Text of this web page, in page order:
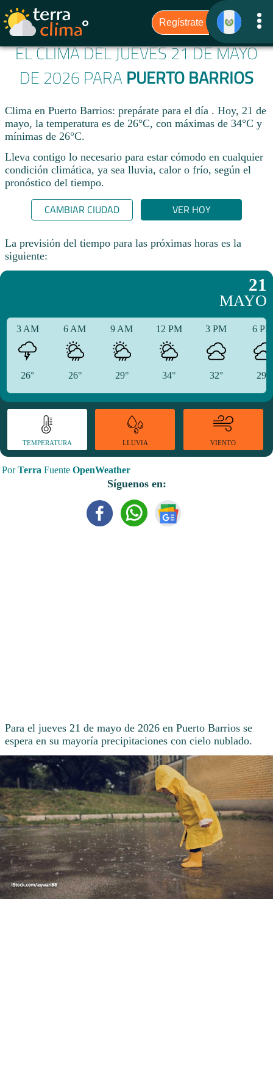
EL CLIMA DEL JUEVES 21 DE MAYO
DE 2026 PARA PUERTO BARRIOS
Clima en Puerto Barrios: prepárate para el día . Hoy, 21 de
mayo, la temperatura es de 26°C, con máximas de 34°C y
mínimas de 26°C.
Lleva contigo lo necesario para estar cómodo en cualquier
condición climática, ya sea lluvia, calor o frío, según el
pronóstico del tiempo.
CAMBIAR CIUDAD VER HOY
La previsión del tiempo para las próximas horas es la
siguiente:
21
MAYO
3 AM
26°
6 AM
26°
9 AM
29°
12 PM
34°
3 PM
32°
6
29°
TEMPERATURA LLUVIA VIENTO
PorTerra Fuente OpenWeather
Síguenos en:
Para el jueves 21 de mayo de 2026 en Puerto Barrios se
espera en su mayoría precipitaciones con cielo nublado.